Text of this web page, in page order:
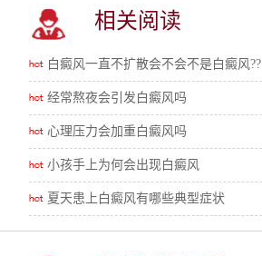
相关阅读
白癜风一直不扩散会不会不是白癜风??
经常熬夜会引发白癜风吗
心理压力会加重白癜风吗
小孩手上为何会出现白癜风
夏天患上白癜风有哪些典型症状